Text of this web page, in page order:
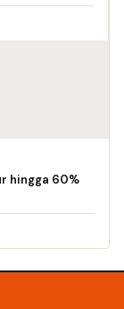
hingga 60%